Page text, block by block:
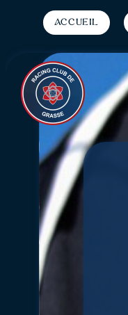
Accueil